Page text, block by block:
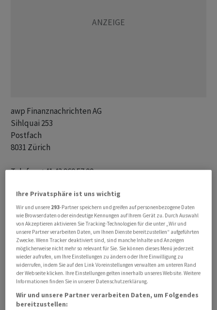
awp Finanznachrichten AG
Sihlquai 253
Postfach
8031 Zürich
Telefon: +41 43 960 57 00
Internet: www.awp.ch
Geschäftsführung: Christoph Gaberthüel
Alle angegebenen Zeiten beziehen sich auf MESZ.
Die mit «awp international» gekennzeichneten
Meldungen stammen von unserer Partneragentur dpa-
AFX Wirtschaftsnachrichten GmbH, Frankfurt am Main.
Ihre Privatsphäre ist uns wichtig
Wir und unsere 293-Partner speichern und greifen auf personenbezogene Daten
wie Browserdaten oder eindeutige Kennungen auf Ihrem Gerät zu. Durch Auswahl
von Akzeptieren aktivieren Sie Tracking-Technologien für die unter „Wir und
unsere Partner verarbeiten Daten, um Ihnen Dienste bereitzustellen“ aufgeführten
Zwecke. Wenn Tracker deaktiviert sind, sind manche Inhalte und Anzeigen
möglicherweise nicht mehr so relevant für Sie. Sie können dieses Menü jederzeit
wieder aufrufen, um Ihre Einstellungen zu ändern oder Ihre Einwilligung zu
widerrufen, indem Sie auf den Link Voreinstellungen verwalten am unteren Rand
der Webseite klicken. Ihre Einstellungen gelten innerhalb unseres Website. Weitere
Informationen finden Sie in unserer Datenschutzerklärung.
Wir und unsere Partner verarbeiten Daten, um Folgendes
bereitzustellen: